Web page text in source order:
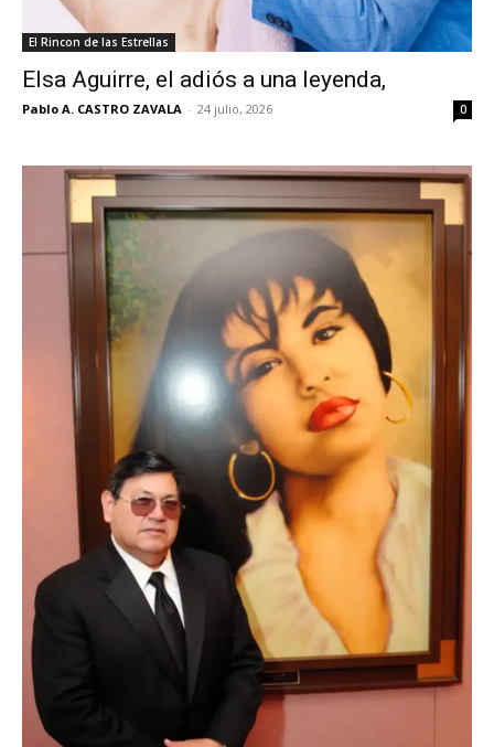
El Rincon de las Estrellas
Elsa Aguirre, el adiós a una leyenda,
Pablo A. CASTRO ZAVALA - 24 julio, 2026 0